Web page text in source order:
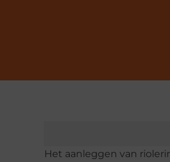
Het aanleggen van